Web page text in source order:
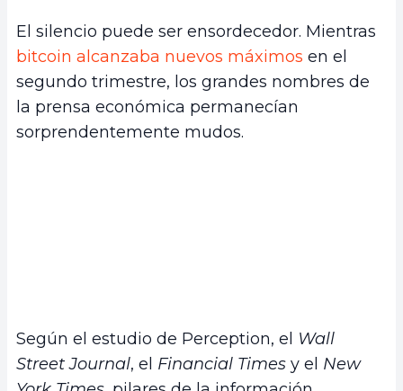
El silencio puede ser ensordecedor. Mientras
bitcoin alcanzaba nuevos máximos en el
segundo trimestre, los grandes nombres de
la prensa económica permanecían
sorprendentemente mudos.
Según el estudio de Perception, el Wall
Street Journal, el Financial Times y el New